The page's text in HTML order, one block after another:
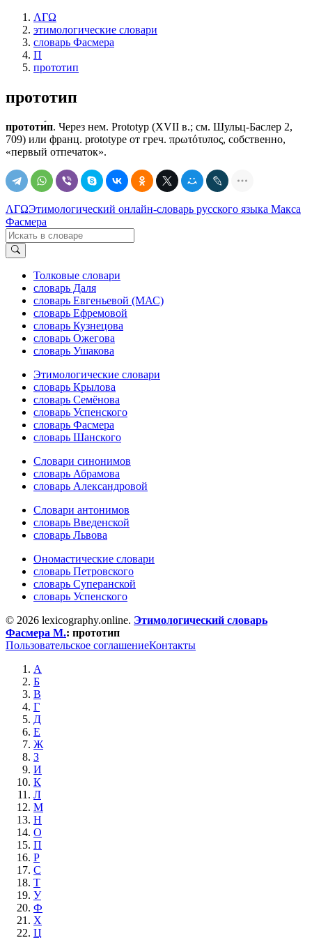
ΛΓΩ
этимологические словари
словарь Фасмера
П
прототип
прототип
прототи́п. Через нем. Рrоtоtур (XVII в.; см. Шульц-Баслер 2,
709) или франц. рrоtоtуре от греч. πρωτότυπος, собственно,
«первый отпечаток».
ΛΓΩЭтимологический онлайн-словарь русского языка Макса
Фасмера
Толковые словари
словарь Даля
словарь Евгеньевой (МАС)
словарь Ефремовой
словарь Кузнецова
словарь Ожегова
словарь Ушакова
Этимологические словари
словарь Крылова
словарь Семёнова
словарь Успенского
словарь Фасмера
словарь Шанского
Словари синонимов
словарь Абрамова
словарь Александровой
Словари антонимов
словарь Введенской
словарь Львова
Ономастические словари
словарь Петровского
словарь Суперанской
словарь Успенского
© 2026 lexicography.online. Этимологический словарь
Фасмера М.: прототип
Пользовательское соглашениеКонтакты
А
Б
В
Г
Д
Е
Ж
З
И
К
Л
М
Н
О
П
Р
С
Т
У
Ф
Х
Ц